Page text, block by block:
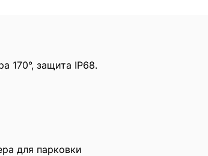
170°, защита IP68.
для парковки